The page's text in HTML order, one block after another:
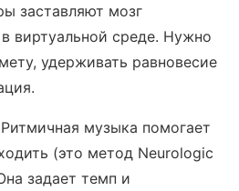
заставляют мозг
виртуальной среде. Нужно
удерживать равновесие
Ритмичная музыка помогает
(это метод Neurologic
задает темп и